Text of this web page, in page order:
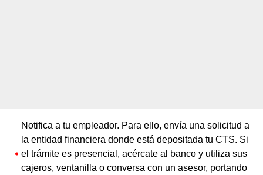
Notifica a tu empleador. Para ello, envía una solicitud a
la entidad financiera donde está depositada tu CTS. Si
el trámite es presencial, acércate al banco y utiliza sus
cajeros, ventanilla o conversa con un asesor, portando